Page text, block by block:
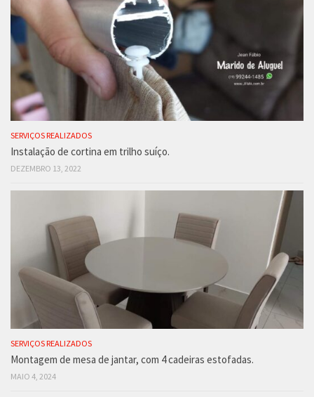
SERVIÇOS REALIZADOS
Instalação de cortina em trilho suíço.
DEZEMBRO 13, 2022
SERVIÇOS REALIZADOS
Montagem de mesa de jantar, com 4 cadeiras estofadas.
MAIO 4, 2024